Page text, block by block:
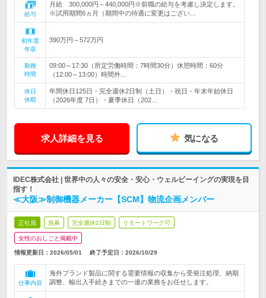
給与
月給 300,000円～440,000円※前職の給与を考慮し決定します。
※試用期間6ヵ月（期間中の待遇に変更はござい…
初年度
年収
390万円～572万円
勤務
時間
09:00～17:30（所定労働時間：7時間30分）休憩時間：60分
（12:00～13:00）時間外…
休日
休暇
年間休日125日・完全週休2日制（土日）・祝日・年末年始休日
（2026年度 7日）・夏季休日（202…
求人詳細を見る 気になる
IDEC株式会社 | 世界中の人々の安全・安心・ウェルビーイングの実現を目
指す！
≪大阪≫制御機器メーカー【SCM】物流企画メンバー
正社員 急募 完全週休2日制 リモートワーク可
女性のおしごと掲載中
情報更新日：2026/05/01 終了予定日： 2026/10/29
仕事内容
海外ブランド製品に関する需要情報の収集から受発注処理、納期
調整、輸出入手続きまでの一連の業務をお任せします。